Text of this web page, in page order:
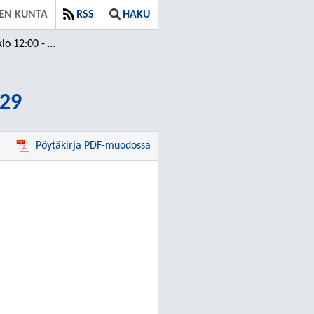
KUNTA RSS HAKU
- 14:29
Pöytäkirja PDF-muodossa